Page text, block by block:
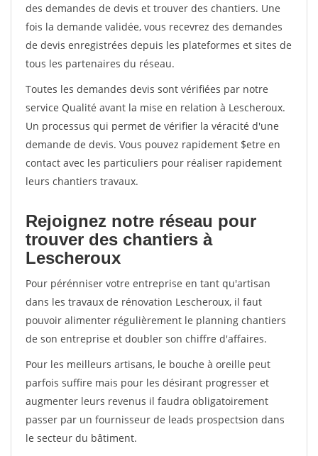
des demandes de devis et trouver des chantiers. Une
fois la demande validée, vous recevrez des demandes
de devis enregistrées depuis les plateformes et sites de
tous les partenaires du réseau.
Toutes les demandes devis sont vérifiées par notre
service Qualité avant la mise en relation à Lescheroux.
Un processus qui permet de vérifier la véracité d'une
demande de devis. Vous pouvez rapidement $etre en
contact avec les particuliers pour réaliser rapidement
leurs chantiers travaux.
Rejoignez notre réseau pour
trouver des chantiers à
Lescheroux
Pour pérénniser votre entreprise en tant qu'artisan
dans les travaux de rénovation Lescheroux, il faut
pouvoir alimenter régulièrement le planning chantiers
de son entreprise et doubler son chiffre d'affaires.
Pour les meilleurs artisans, le bouche à oreille peut
parfois suffire mais pour les désirant progresser et
augmenter leurs revenus il faudra obligatoirement
passer par un fournisseur de leads prospectsion dans
le secteur du bâtiment.